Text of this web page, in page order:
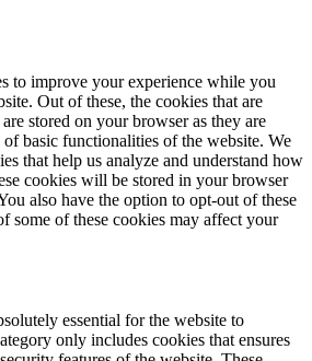
to improve your experience while you
Out of these, the cookies that are
stored on your browser as they are
basic functionalities of the website. We
that help us analyze and understand how
cookies will be stored in your browser
also have the option to opt-out of these
some of these cookies may affect your
essential for the website to
only includes cookies that ensures